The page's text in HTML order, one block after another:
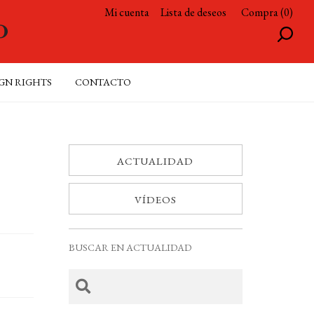
Mi cuenta Lista de deseos Compra (0)
RIGHTS CONTACTO
ACTUALIDAD
VÍDEOS
BUSCAR EN ACTUALIDAD